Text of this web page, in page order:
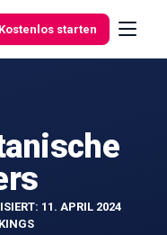
Kostenlos starten
11. APRIL 2024